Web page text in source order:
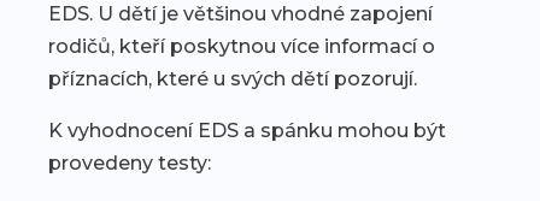
EDS. U dětí je většinou vhodné zapojení
rodičů, kteří poskytnou více informací o
příznacích, které u svých dětí pozorují.
K vyhodnocení EDS a spánku mohou být
provedeny testy: